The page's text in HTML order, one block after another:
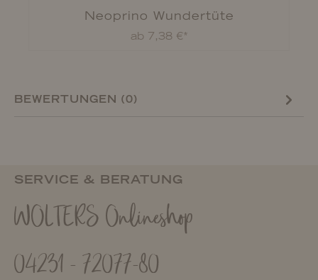
Neoprino Wundertüte
ab 7,38 €*
BEWERTUNGEN (0)
SERVICE & BERATUNG
WOLTERS Onlineshop
04231 - 72077-80